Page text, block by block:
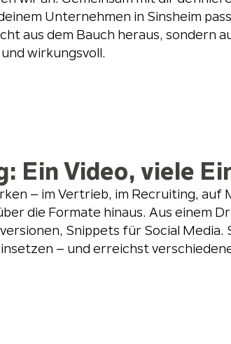
Unternehmen in Sinsheim
aus dem Bauch heraus, sondern
wirkungsvoll.
Ein Video, viele
– im Vertrieb, im Recruiting,
die Formate hinaus. Aus einem
Snippets für Social Media.
– und erreichst